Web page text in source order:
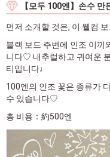
【모두 100엔】손수
먼저 소개할 것은, 이 웰컴 보
블랙 보드 주변에 인조 이끼
니다♡ 내추럴하고 귀여운
티입니다♩
100엔의 인조 꽃은 종류가
수 있습니다♡
총 비용：約500엔